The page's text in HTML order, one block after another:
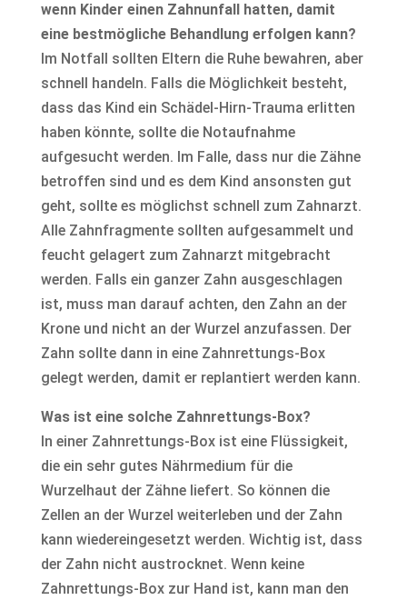
wenn Kinder einen Zahnunfall hatten, damit
eine bestmögliche Behandlung erfolgen kann?
Im Notfall sollten Eltern die Ruhe bewahren, aber
schnell handeln. Falls die Möglichkeit besteht,
dass das Kind ein Schädel-Hirn-Trauma erlitten
haben könnte, sollte die Notaufnahme
aufgesucht werden. Im Falle, dass nur die Zähne
betroffen sind und es dem Kind ansonsten gut
geht, sollte es möglichst schnell zum Zahnarzt.
Alle Zahnfragmente sollten aufgesammelt und
feucht gelagert zum Zahnarzt mitgebracht
werden. Falls ein ganzer Zahn ausgeschlagen
ist, muss man darauf achten, den Zahn an der
Krone und nicht an der Wurzel anzufassen. Der
Zahn sollte dann in eine Zahnrettungs-Box
gelegt werden, damit er replantiert werden kann.
Was ist eine solche Zahnrettungs-Box?
In einer Zahnrettungs-Box ist eine Flüssigkeit,
die ein sehr gutes Nährmedium für die
Wurzelhaut der Zähne liefert. So können die
Zellen an der Wurzel weiterleben und der Zahn
kann wiedereingesetzt werden. Wichtig ist, dass
der Zahn nicht austrocknet. Wenn keine
Zahnrettungs-Box zur Hand ist, kann man den